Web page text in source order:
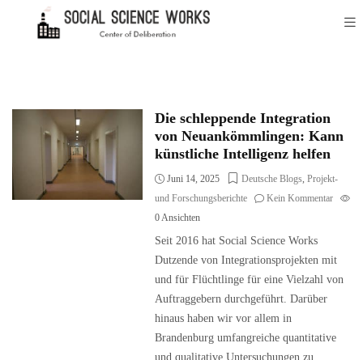
Die schleppende Integration
von Neuankömmlingen: Kann
künstliche Intelligenz helfen
Juni 14, 2025 Deutsche Blogs,Projekt-
und Forschungsberichte
Kein Kommentar
0Ansichten
Seit 2016 hat Social Science Works
Dutzende von Integrationsprojekten mit
und für Flüchtlinge für eine Vielzahl von
Auftraggebern durchgeführt. Darüber
hinaus haben wir vor allem in
Brandenburg umfangreiche quantitative
und qualitative Untersuchungen zu